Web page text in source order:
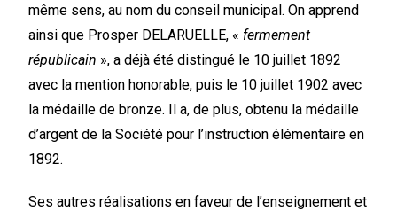
même sens, au nom du conseil municipal. On apprend
ainsi que Prosper DELARUELLE, « fermement
républicain », a déjà été distingué le 10 juillet 1892
avec la mention honorable, puis le 10 juillet 1902 avec
la médaille de bronze. Il a, de plus, obtenu la médaille
d’argent de la Société pour l’instruction élémentaire en
1892.
Ses autres réalisations en faveur de l’enseignement et